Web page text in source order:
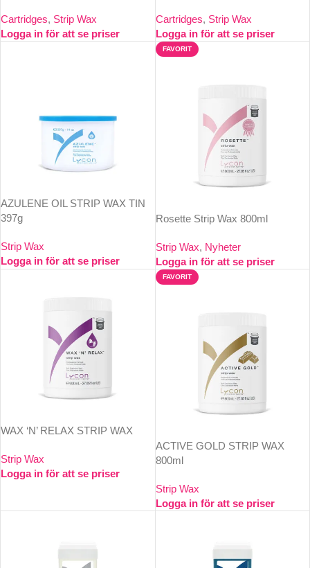
Cartridges, Strip Wax
Logga in för att se priser
Cartridges, Strip Wax
Logga in för att se priser
AZULENE OIL STRIP WAX TIN
397g
Strip Wax
Logga in för att se priser
FAVORIT
Rosette Strip Wax 800ml
Strip Wax, Nyheter
Logga in för att se priser
WAX ‘N’ RELAX STRIP WAX
Strip Wax
Logga in för att se priser
FAVORIT
ACTIVE GOLD STRIP WAX
800ml
Strip Wax
Logga in för att se priser